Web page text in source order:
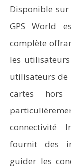
Disponible sur
GPS World
complète
les
utilisateurs de
cartes
connectivité
fournit des
guider les